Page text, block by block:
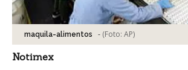
maquila-alimentos - (Foto: AP)
Notimex